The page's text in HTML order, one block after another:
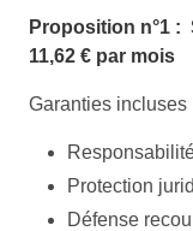
Proposition n°1 :
11,62 € par mois
Garanties incluses
Protection
Défense